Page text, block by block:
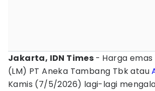
Jakarta, IDN Times - Harga
(LM) PT Aneka Tambang Tbk atau
Kamis (7/5/2026) lagi-lagi